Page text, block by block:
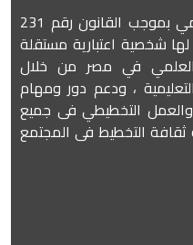
تأسس معهد التخطيط القومي بموجب القانون رقم 231
لها شخصية اعتبارية مستقلة
في مصر من خلال
، ودعم دور ومهام
والعمل التخطيطي فى جميع
التخطيط فى المجتمع